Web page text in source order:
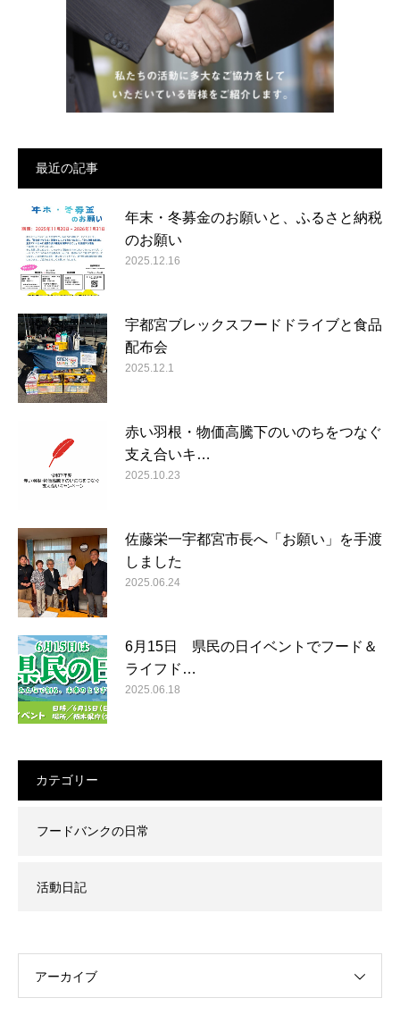
最近の記事
年末・冬募金のお願いと、ふるさと納税
のお願い
2025.12.16
宇都宮ブレックスフードドライブと食品
配布会
2025.12.1
赤い羽根・物価高騰下のいのちをつなぐ
支え合いキ…
2025.10.23
佐藤栄一宇都宮市長へ「お願い」を手渡
しました
2025.06.24
6月15日 県民の日イベントでフード＆
ライフド…
2025.06.18
カテゴリー
フードバンクの日常
活動日記
アーカイブ